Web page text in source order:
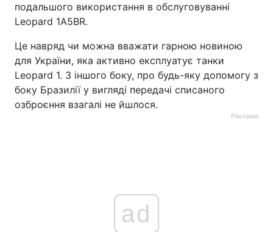
подальшого використання в обслуговуванні
Leopard 1A5BR.
Це навряд чи можна вважати гарною новиною
для України, яка активно експлуатує танки
Leopard 1. З іншого боку, про будь-яку допомогу з
боку Бразилії у вигляді передачі списаного
озброєння взагалі не йшлося.
Реклама
ad